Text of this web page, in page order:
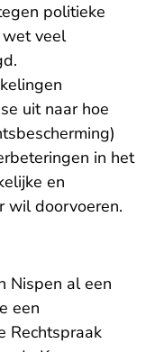
politieke
veel
uit naar hoe
in het
en
wil doorvoeren.
Nispen al een
een
Rechtspraak